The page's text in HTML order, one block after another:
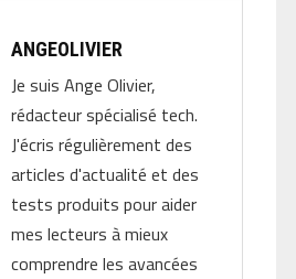
ANGEOLIVIER
Je suis Ange Olivier,
rédacteur spécialisé tech.
J'écris régulièrement des
articles d'actualité et des
tests produits pour aider
mes lecteurs à mieux
comprendre les avancées